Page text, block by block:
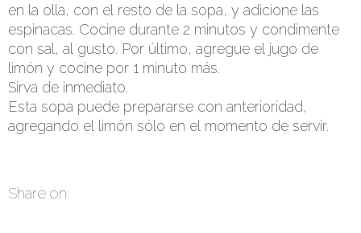
en la olla, con el resto de la sopa, y adicione las
espinacas. Cocine durante 2 minutos y condimente
con sal, al gusto. Por último, agregue el jugo de
limón y cocine por 1 minuto más.
Sirva de inmediato.
Esta sopa puede prepararse con anterioridad,
agregando el limón sólo en el momento de servir.
Share on: